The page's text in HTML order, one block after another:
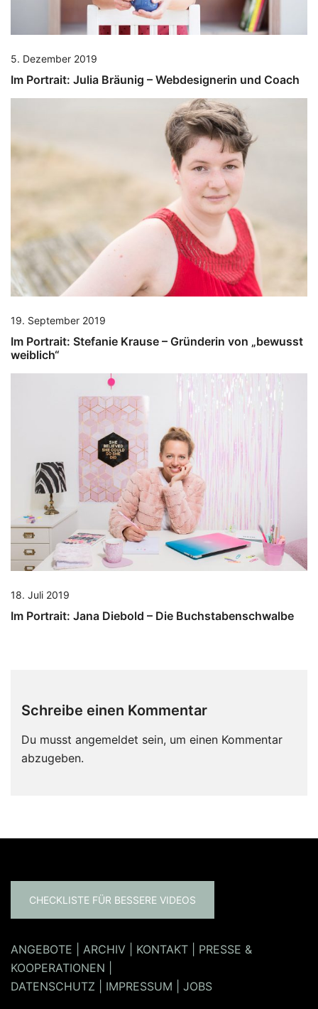
5. Dezember 2019
Im Portrait: Julia Bräunig – Webdesignerin und Coach
19. September 2019
Im Portrait: Stefanie Krause – Gründerin von „bewusst
weiblich“
18. Juli 2019
Im Portrait: Jana Diebold – Die Buchstabenschwalbe
Schreibe einen Kommentar
Du musst angemeldet sein, um einen Kommentar
abzugeben.
CHECKLISTE FÜR BESSERE VIDEOS
ANGEBOTE ARCHIV KONTAKT
PRESSE &
KOOPERATIONEN
DATENSCHUTZ
IMPRESSUM JOBS